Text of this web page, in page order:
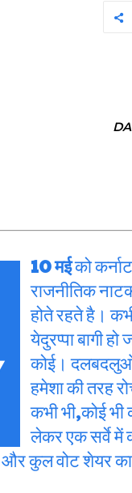
10 मईको
राजनीतिक
होते रहते है।
येदुरप्पा बागी
कोई। दलबदलुओं
हमेशा की तरह
कभी भी,कोई
लेकर एक सर्वे में
कुल वोट शेयर